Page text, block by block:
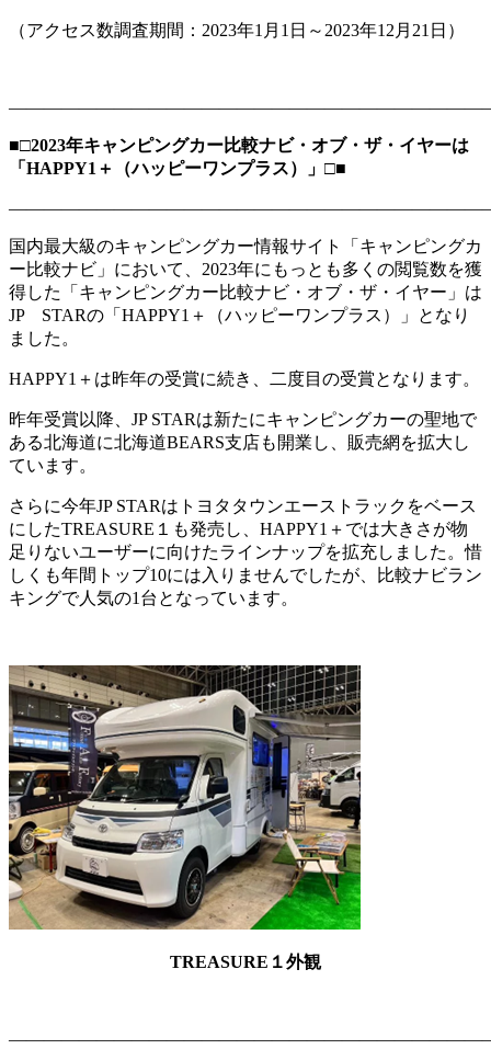
（アクセス数調査期間：2023年1月1日～2023年12月21日）
■□2023年キャンピングカー比較ナビ・オブ・ザ・イヤーは
「HAPPY1＋（ハッピーワンプラス）」□■
国内最大級のキャンピングカー情報サイト「キャンピングカ
ー比較ナビ」において、2023年にもっとも多くの閲覧数を獲
得した「キャンピングカー比較ナビ・オブ・ザ・イヤー」は
JP STARの「HAPPY1＋（ハッピーワンプラス）」となり
ました。
HAPPY1＋は昨年の受賞に続き、二度目の受賞となります。
昨年受賞以降、JP STARは新たにキャンピングカーの聖地で
ある北海道に北海道BEARS支店も開業し、販売網を拡大し
ています。
さらに今年JP STARはトヨタタウンエーストラックをベース
にしたTREASURE１も発売し、HAPPY1＋では大きさが物
足りないユーザーに向けたラインナップを拡充しました。惜
しくも年間トップ10には入りませんでしたが、比較ナビラン
キングで人気の1台となっています。
TREASURE １外観